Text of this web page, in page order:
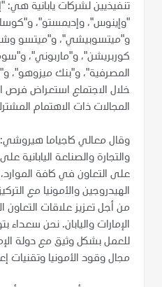
تنفيذيين لشركات يابانية هي:
"وإينوس"، وإديمستو"،
و"ميتسوبيشي"، و"ميتسو
كوربريشن"، و"ماربوني"،
المصرفية"، و"بنك ميزوهو"،
خلال الاجتماع استعراض فرص
المجالات ذات الاهتمام
وقال معالي كاجياما هيروشي:
والتجارة والصناعة اليابانية
على التعاون في كافة
الهيدروجين والأمونيا مع
من أجل تعزيز علاقات التعاون
الإمارات واليابان. نحن سعداء
للعمل بشكل وثيق مع دولة
مجال وقود الأمونيا وتقنيات